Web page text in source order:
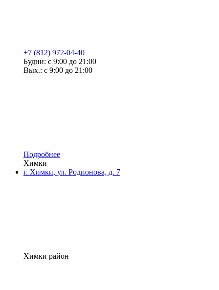
+7 (812) 972-04-40
Будни: с 9:00 до 21:00
Вых.: с 9:00 до 21:00
Подробнее
Химки
г. Химки, ул. Родионова, д. 7
Химки район